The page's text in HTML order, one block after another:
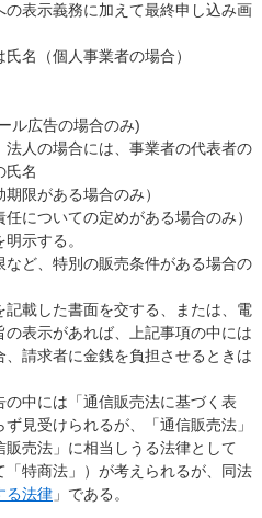
表示義務に加えて最終申し込み画
名（個人事業者の場合）
ル広告の場合のみ)
人の場合には、事業者の代表者の
氏名
限がある場合のみ）
についての定めがある場合のみ）
示する。
ど、特別の販売条件がある場合の
載した書面を交する、または、電
表示があれば、上記事項の中には
請求者に金銭を負担させるときは
の中には「通信販売法に基づく表
見受けられるが、「通信販売法」
売法」に相当しうる法律として
「特商法」）が考えられるが、同法
る法律 」である。